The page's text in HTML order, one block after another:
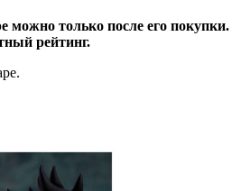
можно только после его покупки.
рейтинг.